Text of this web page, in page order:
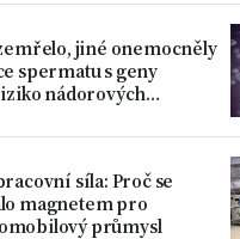
jiné onemocněly
spermatu s geny
nádorových
síla: Proč se
magnetem pro
průmysl